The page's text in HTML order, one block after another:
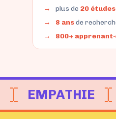
EMPATHIE